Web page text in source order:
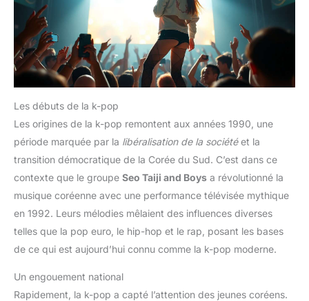
Les débuts de la k-pop
Les origines de la k-pop remontent aux années 1990, une
période marquée par la libéralisation de la sociétéet la
transition démocratique de la Corée du Sud. C’est dans ce
contexte que le groupe Seo Taiji and Boys a révolutionné la
musique coréenne avec une performance télévisée mythique
en 1992. Leurs mélodies mêlaient des influences diverses
telles que la pop euro, le hip-hop et le rap, posant les bases
de ce qui est aujourd’hui connu comme la k-pop moderne.
Un engouement national
Rapidement, la k-pop a capté l’attention des jeunes coréens.